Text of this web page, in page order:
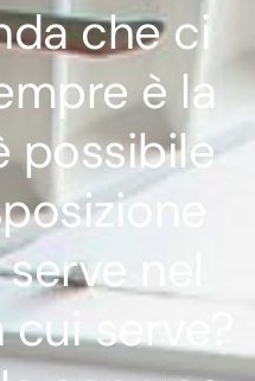
che ci
è la
possibile
nel
serve?